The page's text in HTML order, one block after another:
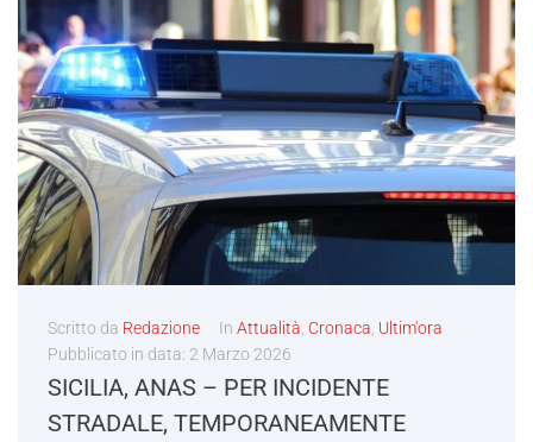
Scritto da Redazione In Attualità Cronaca Ultim'ora
Pubblicato in data: 2 Marzo 2026
SICILIA, ANAS – PER INCIDENTE
STRADALE, TEMPORANEAMENTE